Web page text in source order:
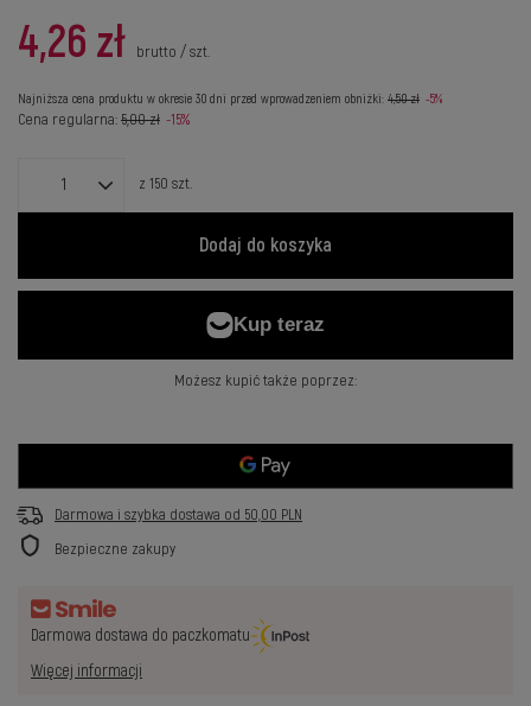
4,26 zł brutto /szt.
Najniższa cena produktu w okresie 30 dni przed wprowadzeniem obniżki: 4,50 zł -5%
Cena regularna:5,00 zł -15%
z 150 szt.
Dodaj do koszyka
Możesz kupić także poprzez:
Darmowa i szybka dostawa od 50,00 PLN
Bezpieczne zakupy
Darmowa dostawa do paczkomatu
Więcej informacji